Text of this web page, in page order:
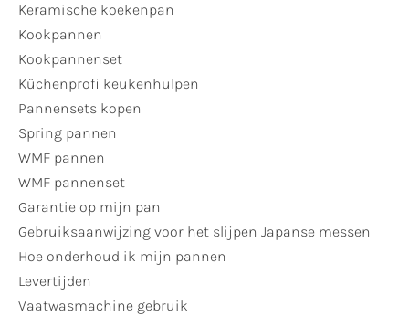
Keramische koekenpan
Kookpannen
Kookpannenset
Küchenprofi keukenhulpen
Pannensets kopen
Spring pannen
WMF pannen
WMF pannenset
Garantie op mijn pan
Gebruiksaanwijzing voor het slijpen Japanse messen
Hoe onderhoud ik mijn pannen
Levertijden
Vaatwasmachine gebruik